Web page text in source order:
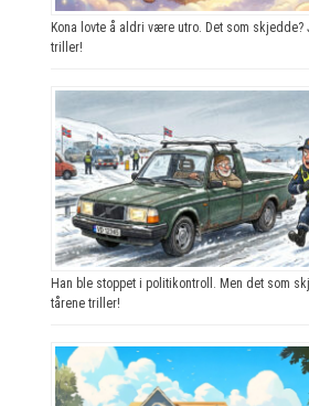
Kona lovte å aldri være utro. Det som skjedde?
triller!
Han ble stoppet i politikontroll. Men det som
tårene triller!